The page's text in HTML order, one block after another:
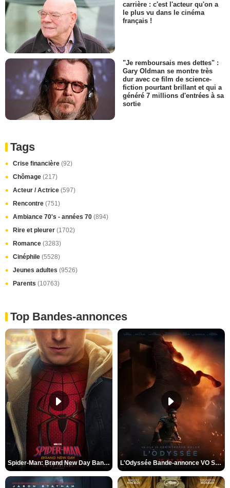
carrière : c'est l'acteur qu'on a
le plus vu dans le cinéma
français !
"Je remboursais mes dettes" :
Gary Oldman se montre très
dur avec ce film de science-
fiction pourtant brillant et qui a
généré 7 millions d'entrées à sa
sortie
Tags
Crise financière (92)
Chômage (217)
Acteur / Actrice (597)
Rencontre (751)
Ambiance 70's - années 70 (894)
Rire et pleurer (1702)
Romance (3283)
Cinéphile (5528)
Jeunes adultes (9526)
Parents (10763)
Top Bandes-annonces
Spider-Man: Brand New Day Bande-annonce VO STFR L'Odyssée Bande-annonce VO STFR